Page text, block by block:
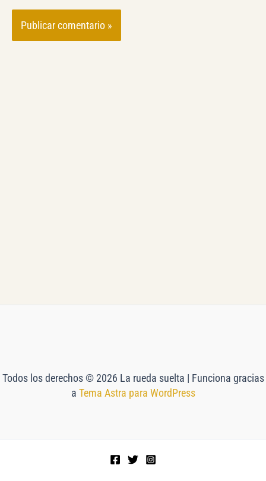
Todos los derechos © 2026 La rueda suelta | Funciona gracias
a Tema Astra para WordPress